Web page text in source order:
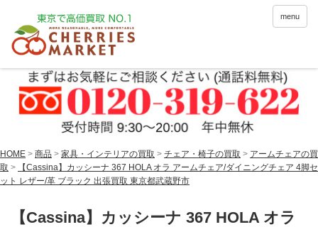
menu
HOME > 商品 > 家具・インテリアの買取 > チェア・椅子の買取 > アームチェアの買
取 >
【Cassina】カッシーナ 367 HOLA オラ アームチェア/ダイニングチェア 4脚セ
ット レザー/革 ブラック 出張買取 東京都武蔵野市
【Cassina】カッシーナ 367 HOLA オラ